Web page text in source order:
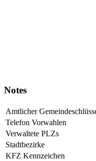
Notes
Amtlicher
Telefon Vorwahlen
Verwaltete PLZs
Stadtbezirke
KFZ Kennzeichen